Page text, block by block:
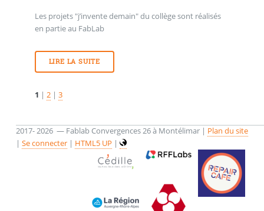
Les projets "j’invente demain" du collège sont réalisés
en partie au FabLab
LIRE LA SUITE
1 | 2| 3
2017- 2026 — Fablab Convergences 26 à Montélimar | Plan du site
| Se connecter| HTML5 UP |